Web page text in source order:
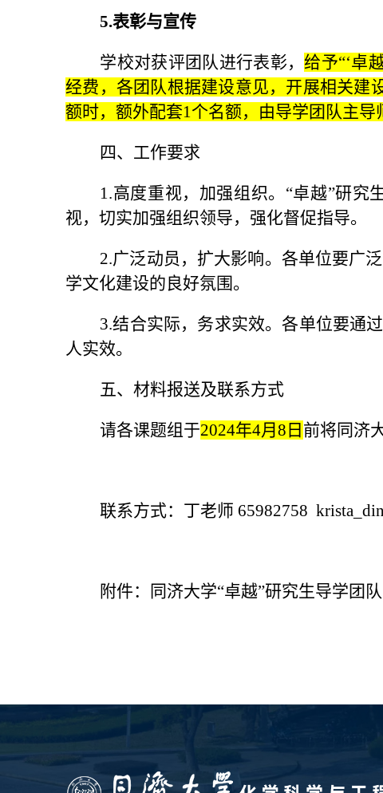
5.表彰与宣传
学校对获评团队进行表彰， 给予“‘卓
经费，各团队根据建设意见，开展相关建
额时，额外配套1个名额，由导学团队主导
四、工作要求
1.高度重视，加强组织。“卓越”研
视，切实加强组织领导，强化督促指导。
2.广泛动员，扩大影响。各单位要广
学文化建设的良好氛围。
3.结合实际，务求实效。各单位要通
人实效。
五、材料报送及联系方式
请各课题组于2024年4月8日 前将同济
联系方式：丁老师 65982758
附件： 同济大学“卓越”研究生导学团